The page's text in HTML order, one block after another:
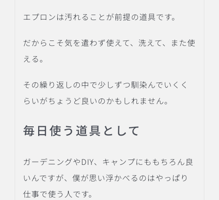
エプロンは汚れることが前提の道具です。
だからこそ気を遣わず使えて、洗えて、また使
える。
その繰り返しの中で少しずつ馴染んでいくく
らいがちょうど良いのかもしれません。
毎日使う道具として
ガーデニングやDIY、キャンプにももちろん良
いんですが、僕が思い浮かべるのはやっぱり
仕事で使う人です。